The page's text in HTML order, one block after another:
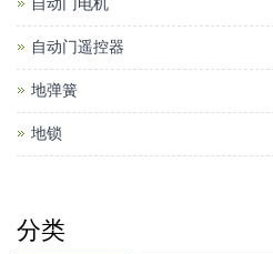
自动门电机
自动门遥控器
地弹簧
地锁
分类